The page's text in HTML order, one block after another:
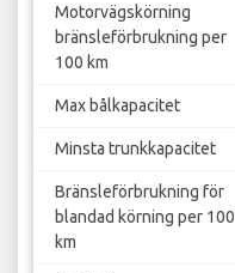
Motorvägskörning
bränsleförbrukning per
100 km
Max bålkapacitet
Minsta trunkkapacitet
Bränsleförbrukning för
blandad körning per 100
km